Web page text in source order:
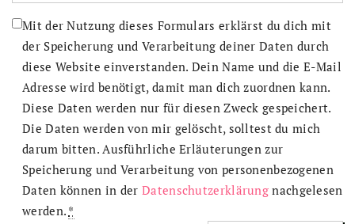
Mit der Nutzung dieses Formulars erklärst du dich mit
der Speicherung und Verarbeitung deiner Daten durch
diese Website einverstanden. Dein Name und die E-Mail
Adresse wird benötigt, damit man dich zuordnen kann.
Diese Daten werden nur für diesen Zweck gespeichert.
Die Daten werden von mir gelöscht, solltest du mich
darum bitten. Ausführliche Erläuterungen zur
Speicherung und Verarbeitung von personenbezogenen
Daten können in derDatenschutzerklärung nachgelesen
werden. *